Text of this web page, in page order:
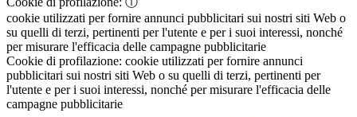
cookie utilizzati per fornire annunci pubblicitari sui nostri siti Web o
su quelli di terzi, pertinenti per l'utente e per i suoi interessi, nonché
per misurare l'efficacia delle campagne pubblicitarie
Cookie di profilazione: cookie utilizzati per fornire annunci
pubblicitari sui nostri siti Web o su quelli di terzi, pertinenti per
l'utente e per i suoi interessi, nonché per misurare l'efficacia delle
campagne pubblicitarie